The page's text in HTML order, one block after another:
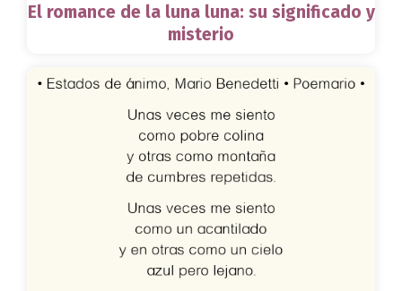
El romance de la luna luna: su significado y
misterio